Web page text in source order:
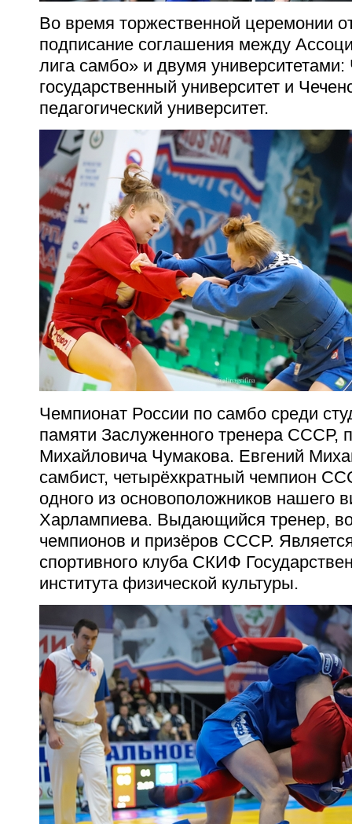
Во время торжественной церемонии
подписание соглашения между
лига самбо» и двумя университетами:
государственный университет и
педагогический университет.
Чемпионат России по самбо среди
памяти Заслуженного тренера СССР,
Михайловича Чумакова. Евгений
самбист, четырёхкратный чемпион
одного из основоположников нашего
Харлампиева. Выдающийся тренер,
чемпионов и призёров СССР.
спортивного клуба СКИФ
института физической культуры.